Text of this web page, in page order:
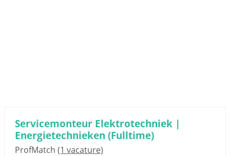
Servicemonteur Elektrotechniek |
Energietechnieken (Fulltime)
ProfMatch (1 vacature)